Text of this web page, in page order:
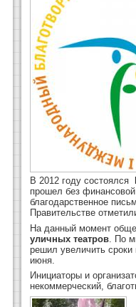
В 2012 году состоялся
прошел без
благодарственное
Правительстве
На данный момент
уличных театров . По
решил увеличить
июня.
Инициаторы и
некоммерческий,